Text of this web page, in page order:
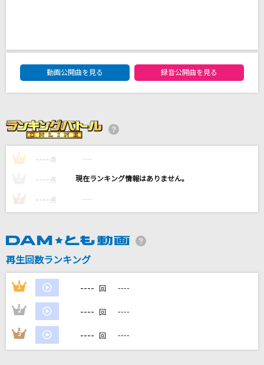
カブトムシ
Little Glee Monster
unravel
TK from 凛として時雨
大人になれば
FIELD OF VIEW(the FIELD OF VIEW)
カラオケ最新情報をチェック！
DAM★ともボーカルエントリーランキング
動画公開曲を見る
録音公開曲を見る
1 ---- 点 ----
---- 点 ----
3 ---- 点 ----
再生回数ランキング
1 ---- 回 ----
2 ---- 回 ----
3 ---- 回 ----